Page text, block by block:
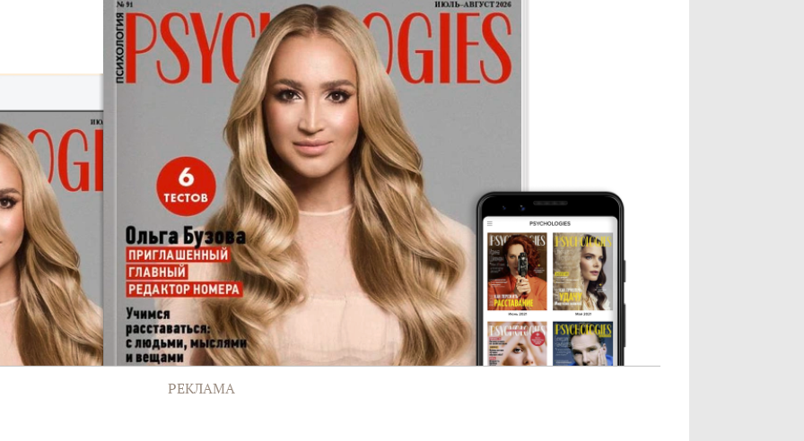
РЕКЛАМА